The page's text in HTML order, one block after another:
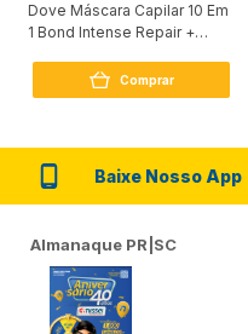
Dove Máscara Capilar 10 Em
1 Bond Intense Repair +
Comprar
Baixe Nosso App
Almanaque PR|SC